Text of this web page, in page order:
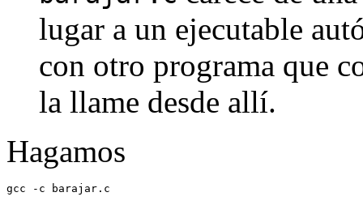
lugar a un ejecutable
con otro programa que
la llame desde allí.
Hagamos